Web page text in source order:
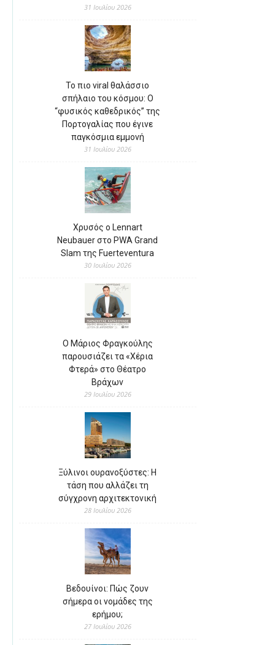
31 Ιουλίου 2026
Το πιο viral θαλάσσιο
σπήλαιο του κόσμου: Ο
“φυσικός καθεδρικός” της
Πορτογαλίας που έγινε
παγκόσμια εμμονή
31 Ιουλίου 2026
Χρυσός ο Lennart
Neubauer στο PWA Grand
Slam της Fuerteventura
30 Ιουλίου 2026
Ο Μάριος Φραγκούλης
παρουσιάζει τα «Χέρια
Φτερά» στο Θέατρο
Βράχων
29 Ιουλίου 2026
Ξύλινοι ουρανοξύστες: Η
τάση που αλλάζει τη
σύγχρονη αρχιτεκτονική
28 Ιουλίου 2026
Βεδουίνοι: Πώς ζουν
σήμερα οι νομάδες της
ερήμου;
27 Ιουλίου 2026